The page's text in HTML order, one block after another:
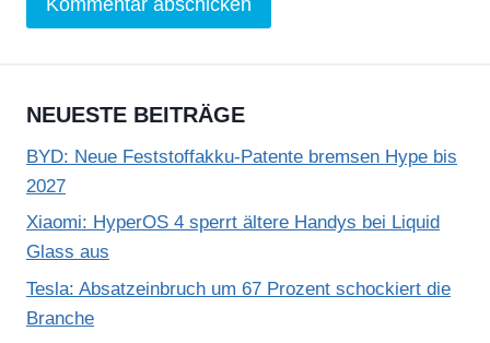
NEUESTE BEITRÄGE
BYD: Neue Feststoffakku-Patente bremsen Hype bis
2027
Xiaomi: HyperOS 4 sperrt ältere Handys bei Liquid
Glass aus
Tesla: Absatzeinbruch um 67 Prozent schockiert die
Branche